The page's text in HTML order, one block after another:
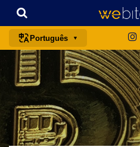
Português
português (BR)
english
español
français
italiano